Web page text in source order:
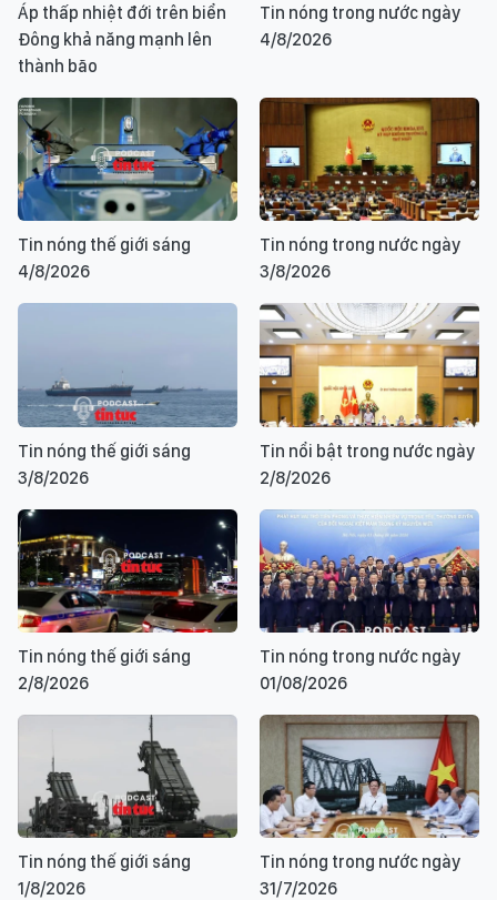
Áp thấp nhiệt đới trên biển
Đông khả năng mạnh lên
thành bão
Tin nóng trong nước ngày
4/8/2026
Tin nóng thế giới sáng
4/8/2026
Tin nóng trong nước ngày
3/8/2026
Tin nóng thế giới sáng
3/8/2026
Tin nổi bật trong nước ngày
2/8/2026
Tin nóng thế giới sáng
2/8/2026
Tin nóng trong nước ngày
01/08/2026
Tin nóng thế giới sáng
1/8/2026
Tin nóng trong nước ngày
31/7/2026